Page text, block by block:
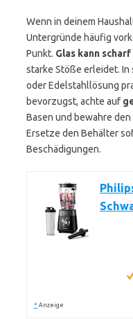
Wenn in deinem
Untergründe häufig
Punkt. Glas kann
starke Stöße erleidet.
oder Edelstahllösung
bevorzugst, achte auf
Basen und bewahre
Ersetze den Behälter
Beschädigungen.
* Anzeige